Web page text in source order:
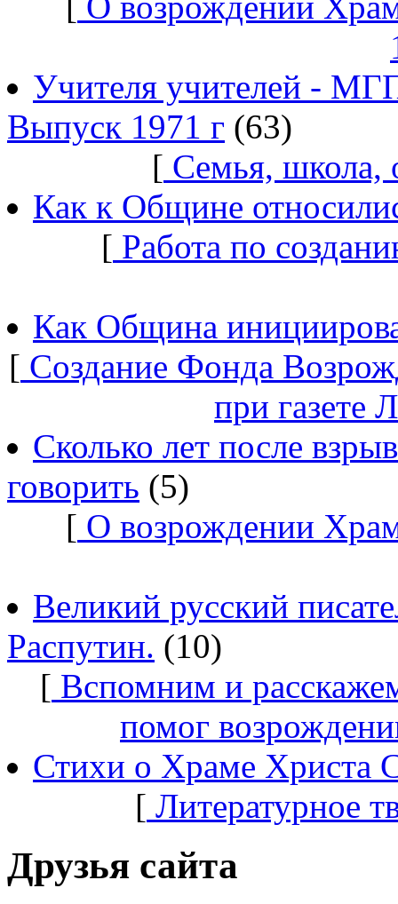
Учителя учителей -
Выпуск 1971 г (63)
[ Семья, школа,
Как к Общине
[ Работа по
Как Община
[ Создание Фонда
при газете
Сколько лет после
говорить (5)
[ О возрождении
Великий русский
Распутин. (10)
[ Вспомним и
помог
Стихи о Храме Христа
[ Литературное
Друзья сайта